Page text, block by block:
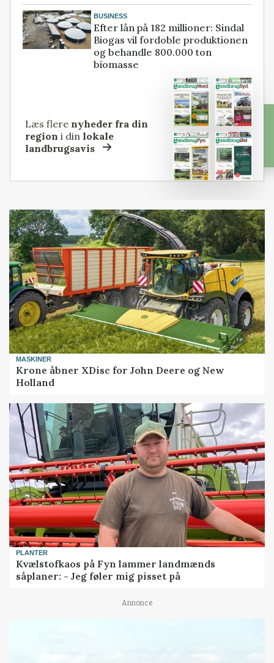
BUSINESS
Efter lån på 182 millioner: Sindal
Biogas vil fordoble produktionen
og behandle 800.000 ton
biomasse
Læs flere nyheder fra din
region i dinlokale
landbrugsavis
MASKINER
Krone åbner XDisc for John Deere og New
Holland
PLANTER
Kvælstofkaos på Fyn lammer landmænds
såplaner: - Jeg føler mig pisset på
Annonce